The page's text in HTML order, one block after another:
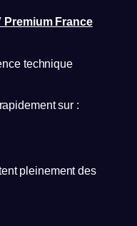
Premium France
technique
sur :
pleinement des